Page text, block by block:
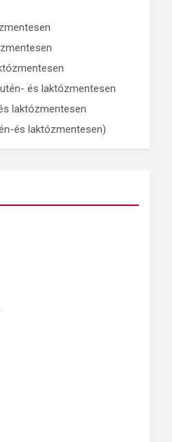
és laktózmentesen
laktózmentesen
és laktózmentesen)